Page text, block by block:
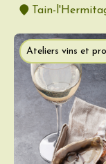
Tain-
Ateliers vins et